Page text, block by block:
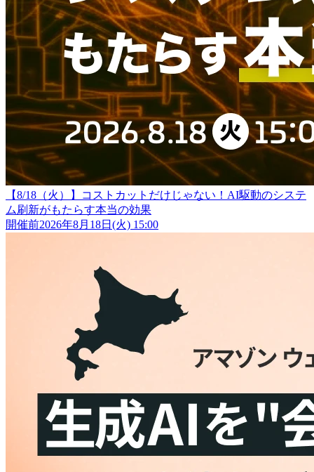
【8/18（火）】コストカットだけじゃない！AI駆動のシステ
ム刷新がもたらす本当の効果
開催前2026年8月18日(火) 15:00